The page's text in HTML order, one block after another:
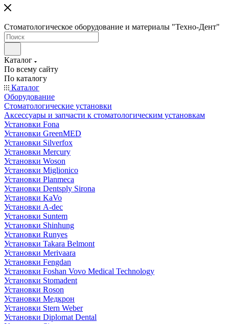
Стоматологическое оборудование и материалы "Техно-Дент"
Каталог
По всему сайту
По каталогу
Каталог
Оборудование
Стоматологические установки
Аксессуары и запчасти к стоматологическим установкам
Установки Fona
Установки GreenMED
Установки Silverfox
Установки Mercury
Установки Woson
Установки Miglionico
Установки Planmeca
Установки Dentsply Sirona
Установки KaVo
Установки A-dec
Установки Suntem
Установки Shinhung
Установки Runyes
Установки Takara Belmont
Установки Merivaara
Установки Fengdan
Установки Foshan Vovo Medical Technology
Установки Stomadent
Установки Roson
Установки Медкрон
Установки Stern Weber
Установки Diplomat Dental